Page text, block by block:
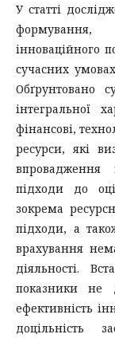
У статті
інноваційного
сучасних
Обґрунтовано
інтегральної
фінансові,
ресурси, які
впровадження
підходи до
зокрема
підходи, а
врахування
діяльності.
показники не
ефективність
доцільність